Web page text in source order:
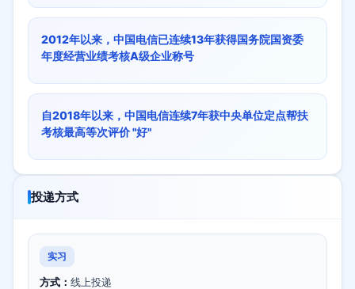
2012年以来，中国电信已连续13年获得国务院国资委
年度经营业绩考核A级企业称号
自2018年以来，中国电信连续7年获中央单位定点帮扶
考核最高等次评价 "好"
投递方式
实习
方式： 线上投递